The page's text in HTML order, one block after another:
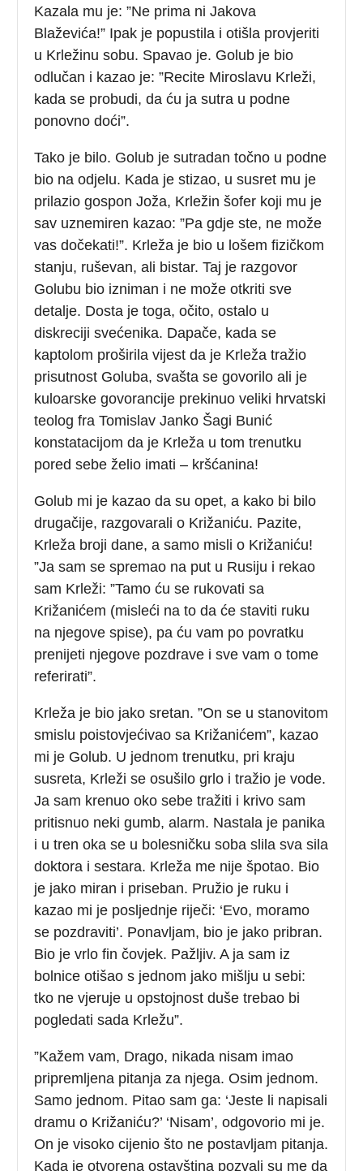
Kazala mu je: ”Ne prima ni Jakova
Blaževića!” Ipak je popustila i otišla provjeriti
u Krležinu sobu. Spavao je. Golub je bio
odlučan i kazao je: ”Recite Miroslavu Krleži,
kada se probudi, da ću ja sutra u podne
ponovno doći”.
Tako je bilo. Golub je sutradan točno u podne
bio na odjelu. Kada je stizao, u susret mu je
prilazio gospon Joža, Krležin šofer koji mu je
sav uznemiren kazao: ”Pa gdje ste, ne može
vas dočekati!”. Krleža je bio u lošem fizičkom
stanju, ruševan, ali bistar. Taj je razgovor
Golubu bio izniman i ne može otkriti sve
detalje. Dosta je toga, očito, ostalo u
diskreciji svećenika. Dapače, kada se
kaptolom proširila vijest da je Krleža tražio
prisutnost Goluba, svašta se govorilo ali je
kuloarske govorancije prekinuo veliki hrvatski
teolog fra Tomislav Janko Šagi Bunić
konstatacijom da je Krleža u tom trenutku
pored sebe želio imati – kršćanina!
Golub mi je kazao da su opet, a kako bi bilo
drugačije, razgovarali o Križaniću. Pazite,
Krleža broji dane, a samo misli o Križaniću!
”Ja sam se spremao na put u Rusiju i rekao
sam Krleži: ”Tamo ću se rukovati sa
Križanićem (misleći na to da će staviti ruku
na njegove spise), pa ću vam po povratku
prenijeti njegove pozdrave i sve vam o tome
referirati”.
Krleža je bio jako sretan. ”On se u stanovitom
smislu poistovjećivao sa Križanićem”, kazao
mi je Golub. U jednom trenutku, pri kraju
susreta, Krleži se osušilo grlo i tražio je vode.
Ja sam krenuo oko sebe tražiti i krivo sam
pritisnuo neki gumb, alarm. Nastala je panika
i u tren oka se u bolesničku soba slila sva sila
doktora i sestara. Krleža me nije špotao. Bio
je jako miran i priseban. Pružio je ruku i
kazao mi je posljednje riječi: ‘Evo, moramo
se pozdraviti’. Ponavljam, bio je jako pribran.
Bio je vrlo fin čovjek. Pažljiv. A ja sam iz
bolnice otišao s jednom jako mišlju u sebi:
tko ne vjeruje u opstojnost duše trebao bi
pogledati sada Krležu”.
”Kažem vam, Drago, nikada nisam imao
pripremljena pitanja za njega. Osim jednom.
Samo jednom. Pitao sam ga: ‘Jeste li napisali
dramu o Križaniću?’ ‘Nisam’, odgovorio mi je.
On je visoko cijenio što ne postavljam pitanja.
Kada je otvorena ostavština pozvali su me da